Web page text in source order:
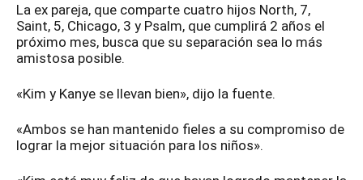
La ex pareja, que comparte cuatro hijos North, 7,
Saint, 5, Chicago, 3 y Psalm, que cumplirá 2 años el
próximo mes, busca que su separación sea lo más
amistosa posible.
«Kim y Kanye se llevan bien», dijo la fuente.
«Ambos se han mantenido fieles a su compromiso de
lograr la mejor situación para los niños».